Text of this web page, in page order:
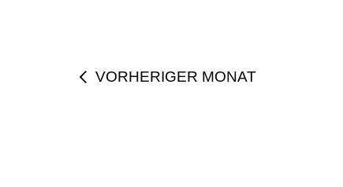
VORHERIGER MONAT